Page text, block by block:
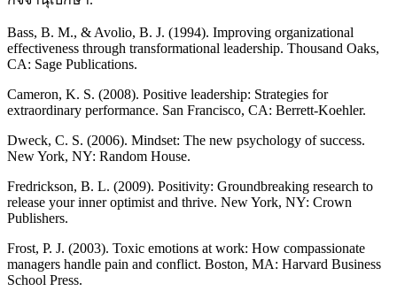
Bass, B. M., & Avolio, B. J. (1994). Improving organizational
effectiveness through transformational leadership. Thousand Oaks,
CA: Sage Publications.
Cameron, K. S. (2008). Positive leadership: Strategies for
extraordinary performance. San Francisco, CA: Berrett-Koehler.
Dweck, C. S. (2006). Mindset: The new psychology of success.
New York, NY: Random House.
Fredrickson, B. L. (2009). Positivity: Groundbreaking research to
release your inner optimist and thrive. New York, NY: Crown
Publishers.
Frost, P. J. (2003). Toxic emotions at work: How compassionate
managers handle pain and conflict. Boston, MA: Harvard Business
School Press.